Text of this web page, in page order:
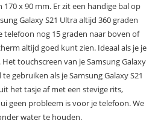
x 90 mm. Er zit een handige bal op
Galaxy S21 Ultra altijd 360 graden
telefoon nog 15 graden naar boven of
altijd goed kunt zien. Ideaal als je je
touchscreen van je Samsung Galaxy
gebruiken als je Samsung Galaxy S21
het tasje af met een stevige rits,
geen probleem is voor je telefoon. We
water te houden.